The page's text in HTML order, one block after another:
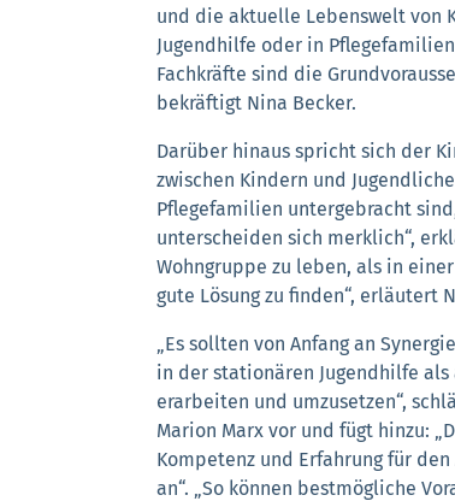
und die aktuelle Lebenswelt von
Jugendhilfe oder in
Fachkräfte sind die
bekräftigt Nina Becker.
Darüber hinaus spricht sich der
zwischen Kindern und
Pflegefamilien untergebracht
unterscheiden sich merklich“,
Wohngruppe zu leben, als in
gute Lösung zu finden“, erläutert
„Es sollten von Anfang an
in der stationären Jugendhilfe
erarbeiten und umzusetzen“,
Marion Marx vor und fügt hinzu:
Kompetenz und Erfahrung für
an“. „So können bestmögliche